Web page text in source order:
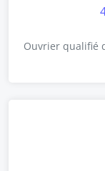
Ouvrier qualifié